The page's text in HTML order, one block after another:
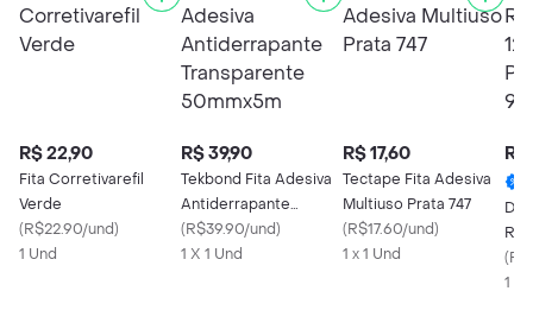
R$ 22,90
Fita Corretivarefil
Verde
(R$22.90/und)
1 Und
R$ 39,90
Tekbond Fita Adesiva
Antiderrapante
Transparente
50mmx5m
(R$39.90/und)
1 X 1 Und
R$ 17,60
Tectape Fita Adesiva
Multiuso Prata 747
(R$17.60/und)
1 x 1 Und
R$
(
1 X